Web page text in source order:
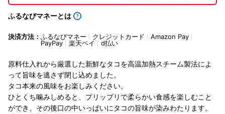
ふるなびマネーとは
決済方法： ふるなびマネー クレジットカード
Amazon Pay
PayPay
楽天ペイ d払い
原料仕入れから厳選した新鮮なタコを高温加熱スチーム製法によ
って旨味を逃さず閉じ込めました。
タコ本来の風味をお楽しみください。
ひとくち噛みしめると、プリップリで柔らかい食感を楽しむこと
ができ、その後口の中いっぱいにタコの旨味が染みわたります。